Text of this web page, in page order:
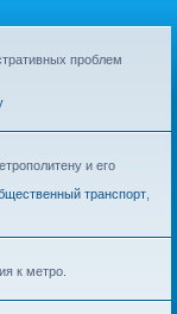
проблем
и его
транспорт,
к метро.